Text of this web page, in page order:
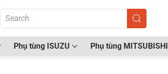
Phụ tùng ISUZU Phụ tùng MITSUBISHI